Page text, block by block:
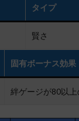
タイプ
賢さ
固有ボーナス効果
絆ゲージが80以